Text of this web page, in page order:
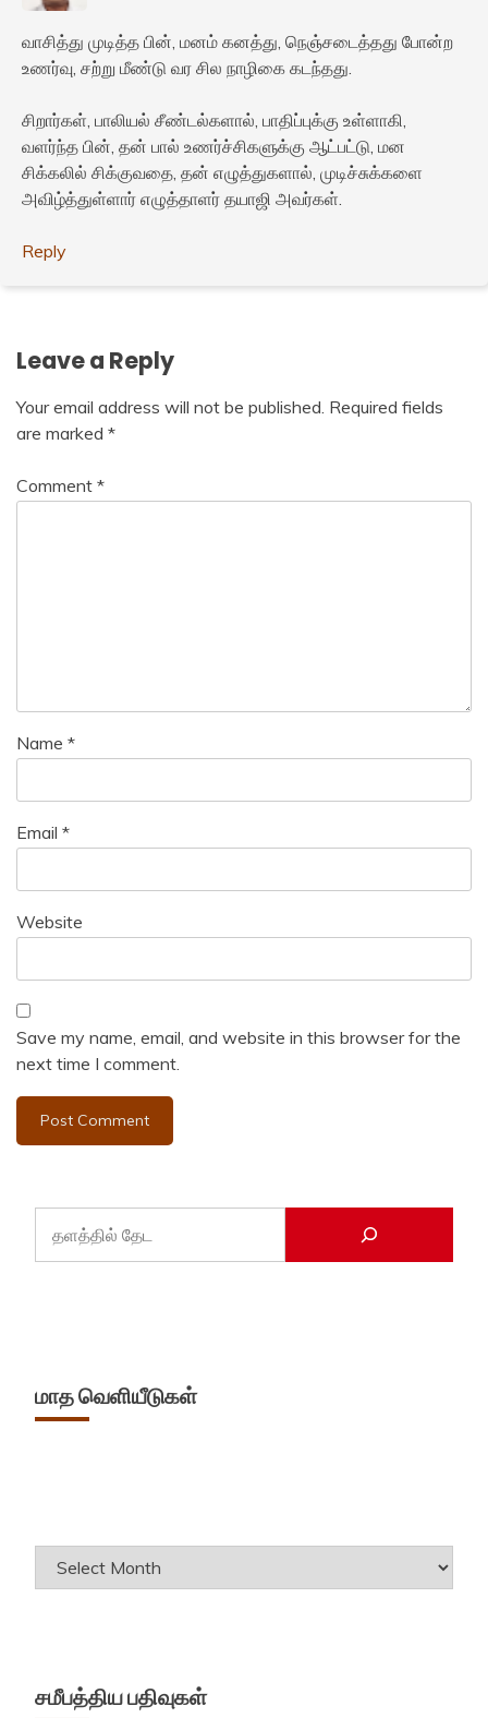
வாசித்து முடித்த பின், மனம் கனத்து, நெஞ்சடைத்தது போன்ற
உணர்வு, சற்று மீண்டு வர சில நாழிகை கடந்தது.
சிறார்கள், பாலியல் சீண்டல்களால், பாதிப்புக்கு உள்ளாகி,
வளர்ந்த பின், தன் பால் உணர்ச்சிகளுக்கு ஆட்பட்டு, மன
சிக்கலில் சிக்குவதை, தன் எழுத்துகளால், முடிச்சுக்களை
அவிழ்த்துள்ளார் எழுத்தாளர் தயாஜி அவர்கள்.
Reply
Leave a Reply
Your email address will not be published. Required fields
are marked *
Comment *
Name *
Email *
Website
Save my name, email, and website in this browser for the
next time I comment.
மாத வெளியீடுகள்
Archives
சமீபத்திய பதிவுகள்